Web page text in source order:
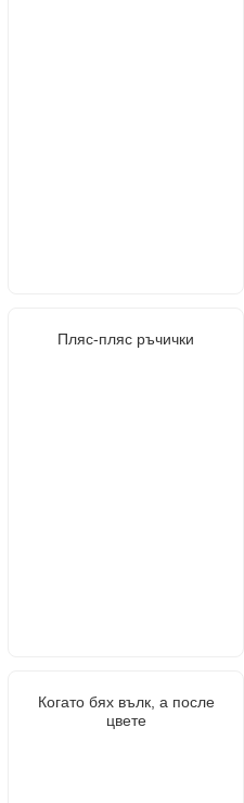
Пляс-пляс ръчички
Когато бях вълк, а после
цвете